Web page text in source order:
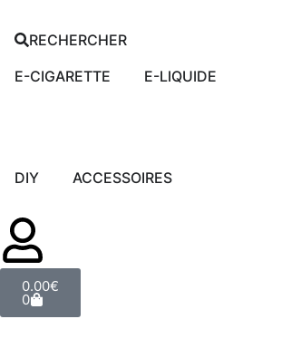
RECHERCHER
E-CIGARETTE
E-LIQUIDE
DIY ACCESSOIRES
0.00€
0